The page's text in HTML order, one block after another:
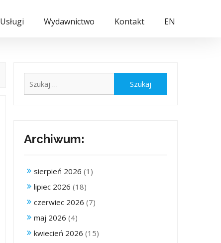
Usługi Wydawnictwo Kontakt EN
Archiwum:
sierpień 2026 (1)
lipiec 2026 (18)
czerwiec 2026 (7)
maj 2026 (4)
kwiecień 2026 (15)